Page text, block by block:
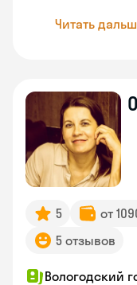
Читать
5 от
5 отзывов
Вологодский